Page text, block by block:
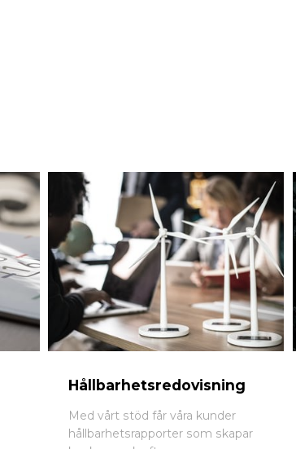
Hållbarhetsredovisning
Med vårt stöd får våra kunder
hållbarhetsrapporter som skapar